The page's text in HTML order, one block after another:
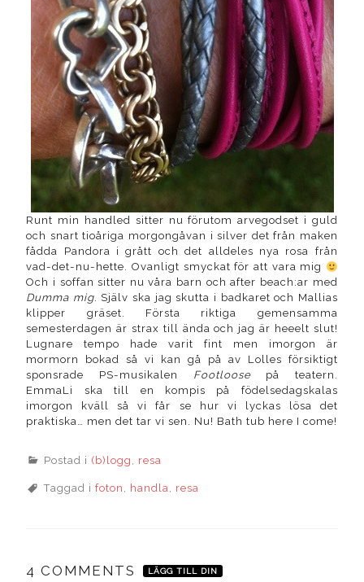
Runt min handled sitter nu förutom arvegodset i guld
och snart tioåriga morgongåvan i silver det från maken
fådda Pandora i grått och det alldeles nya rosa från
vad-det-nu-hette. Ovanligt smyckat för att vara mig
Och i soffan sitter nu våra barn och after beach:ar med
Dumma mig. Själv ska jag skutta i badkaret och Mallias
klipper gräset. Första riktiga gemensamma
semesterdagen är strax till ända och jag är heeelt slut!
Lugnare tempo hade varit fint men imorgon är
mormorn bokad så vi kan gå på av Lolles försiktigt
sponsrade PS-musikalen Footloosepå teatern.
EmmaLi ska till en kompis på födelsedagskalas
imorgon kväll så vi får se hur vi lyckas lösa det
praktiska… men det tar vi sen. Nu! Bath tub here I come!
Postad i (b)logg , resa
Taggad ifoton , handla, resa
4 COMMENTS LÄGG TILL DIN